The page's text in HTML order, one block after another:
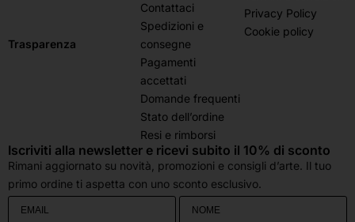
Trasparenza
Contattaci
Spedizioni e
consegne
Pagamenti
accettati
Domande frequenti
Stato dell’ordine
Resi e rimborsi
Privacy Policy
Cookie policy
Iscriviti alla newsletter e ricevi subito il 10% di sconto
Rimani aggiornato su novità, promozioni e consigli d’arte. Il tuo
primo ordine ti aspetta con uno sconto esclusivo.